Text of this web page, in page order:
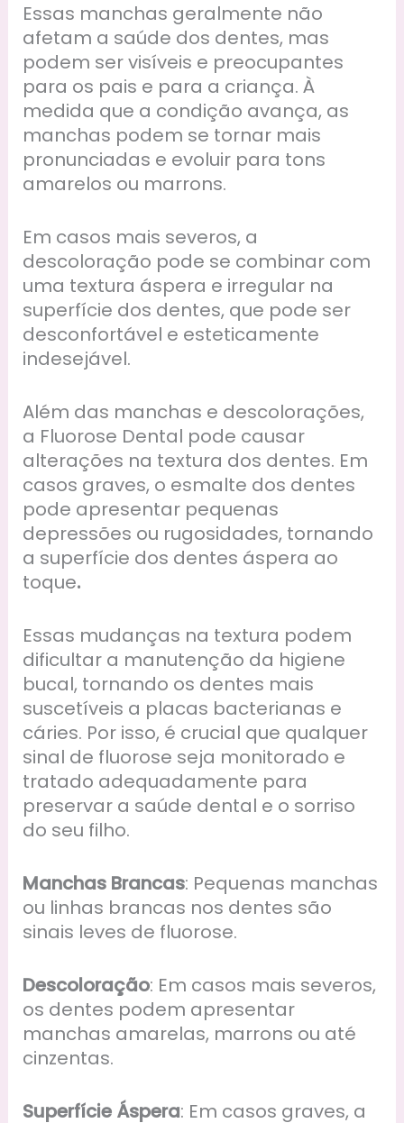
Essas manchas geralmente não
afetam a saúde dos dentes, mas
podem ser visíveis e preocupantes
para os pais e para a criança. À
medida que a condição avança, as
manchas podem se tornar mais
pronunciadas e evoluir para tons
amarelos ou marrons.
Em casos mais severos, a
descoloração pode se combinar com
uma textura áspera e irregular na
superfície dos dentes, que pode ser
desconfortável e esteticamente
indesejável.
Além das manchas e descolorações,
a Fluorose Dental pode causar
alterações na textura dos dentes. Em
casos graves, o esmalte dos dentes
pode apresentar pequenas
depressões ou rugosidades, tornando
a superfície dos dentes áspera ao
toque.
Essas mudanças na textura podem
dificultar a manutenção da higiene
bucal, tornando os dentes mais
suscetíveis a placas bacterianas e
cáries. Por isso, é crucial que qualquer
sinal de fluorose seja monitorado e
tratado adequadamente para
preservar a saúde dental e o sorriso
do seu filho.
Manchas Brancas: Pequenas manchas
ou linhas brancas nos dentes são
sinais leves de fluorose.
Descoloração: Em casos mais severos,
os dentes podem apresentar
manchas amarelas, marrons ou até
cinzentas.
Superfície Áspera: Em casos graves, a